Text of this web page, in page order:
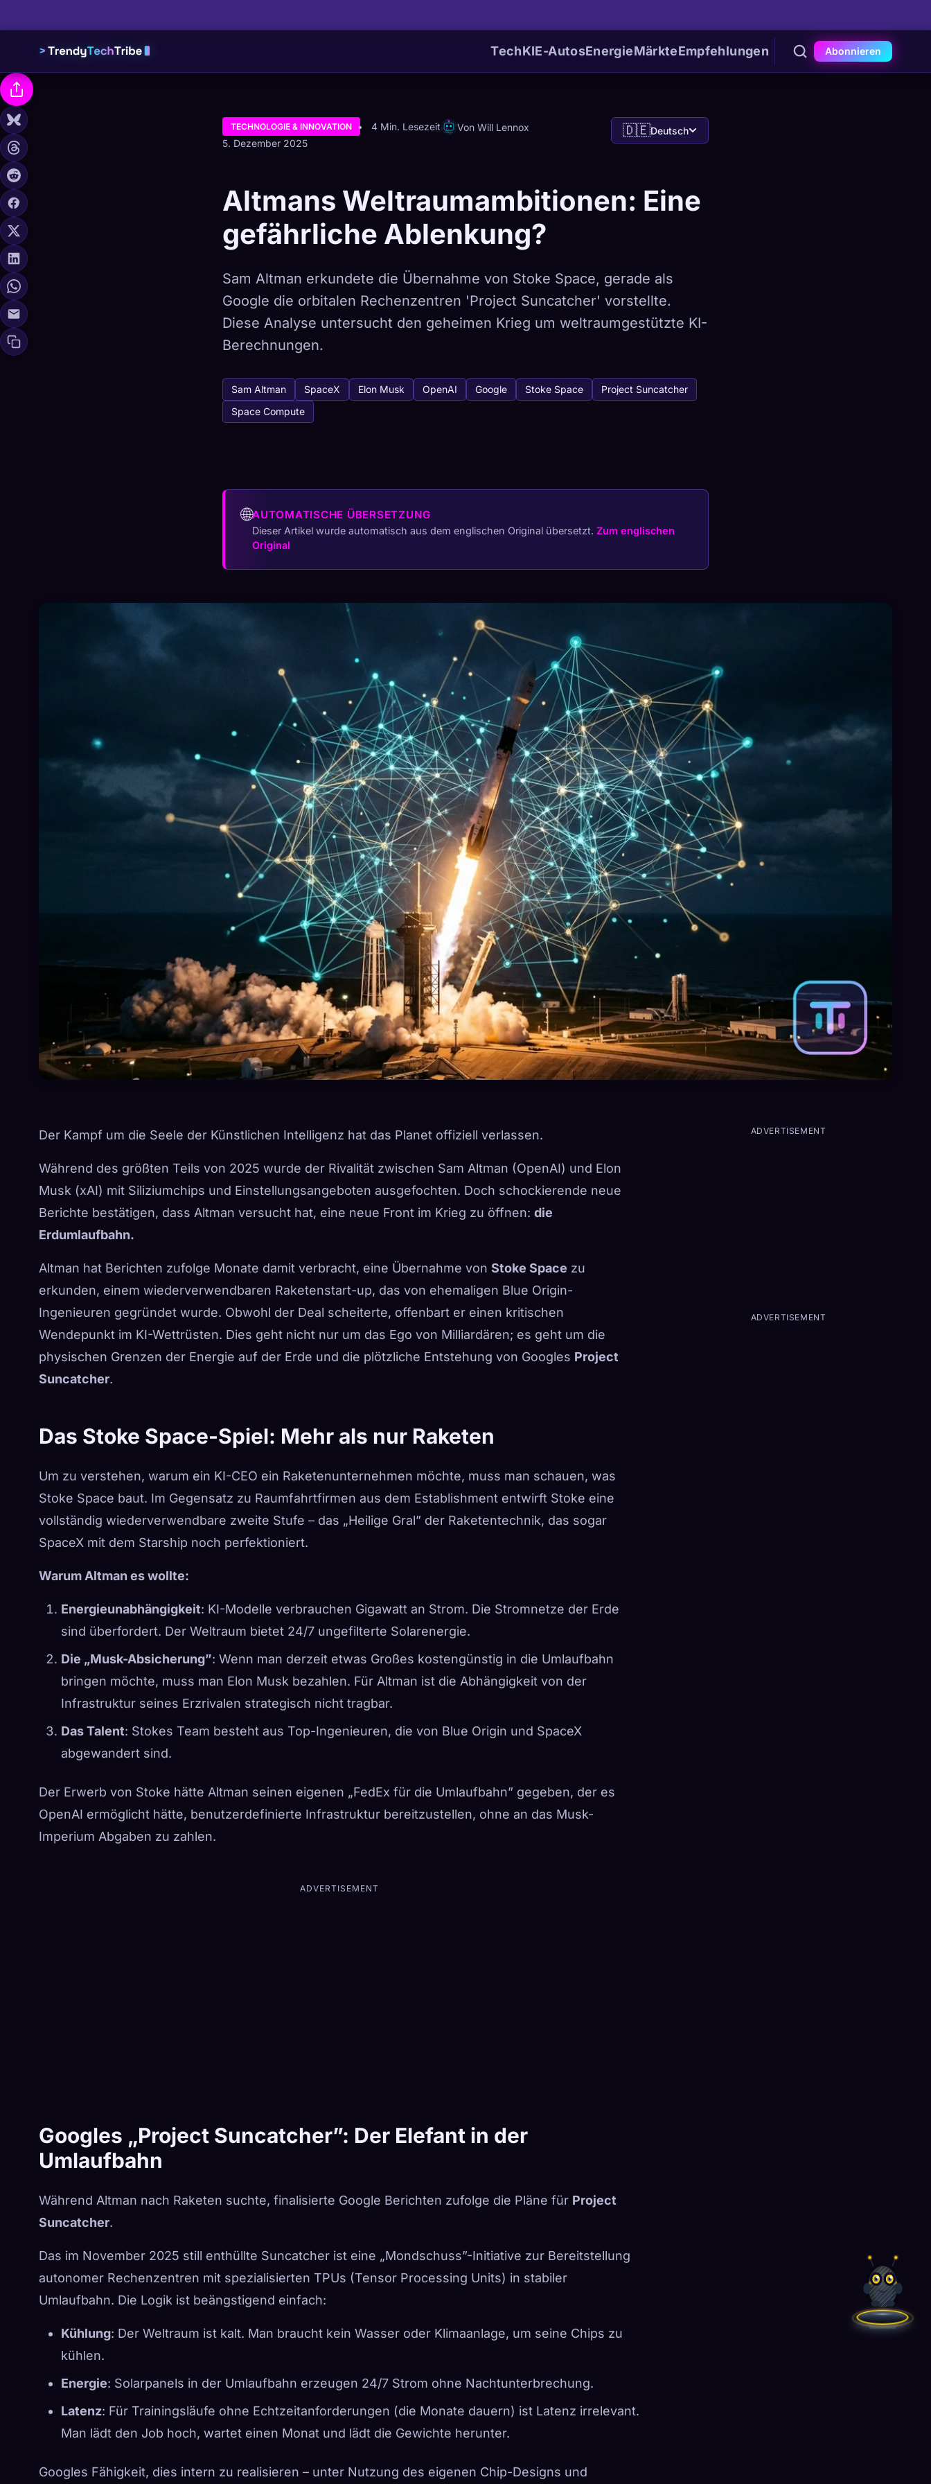
TechKIE-AutosEnergieMärkteEmpfehlungen Abonnieren
TECHNOLOGIE & INNOVATION 4 Min. Lesezeit
Von Will Lennox
5. Dezember 2025
🇩🇪Deutsch
Altmans Weltraumambitionen: Eine
gefährliche Ablenkung?
Sam Altman erkundete die Übernahme von Stoke Space, gerade als
Google die orbitalen Rechenzentren 'Project Suncatcher' vorstellte.
Diese Analyse untersucht den geheimen Krieg um weltraumgestützte KI-
Berechnungen.
Sam Altman SpaceX Elon Musk OpenAI Google Stoke Space
Project Suncatcher
Space Compute
🌐AUTOMATISCHE ÜBERSETZUNG
Dieser Artikel wurde automatisch aus dem englischen Original übersetzt. Zum englischen
Original
Der Kampf um die Seele der Künstlichen Intelligenz hat das Planet offiziell verlassen.
Während des größten Teils von 2025 wurde der Rivalität zwischen Sam Altman (OpenAI) und Elon
Musk (xAI) mit Siliziumchips und Einstellungsangeboten ausgefochten. Doch schockierende neue
Berichte bestätigen, dass Altman versucht hat, eine neue Front im Krieg zu öffnen: die
Erdumlaufbahn.
Altman hat Berichten zufolge Monate damit verbracht, eine Übernahme von Stoke Space zu
erkunden, einem wiederverwendbaren Raketenstart-up, das von ehemaligen Blue Origin-
Ingenieuren gegründet wurde. Obwohl der Deal scheiterte, offenbart er einen kritischen
Wendepunkt im KI-Wettrüsten. Dies geht nicht nur um das Ego von Milliardären; es geht um die
physischen Grenzen der Energie auf der Erde und die plötzliche Entstehung von Googles Project
Suncatcher.
Das Stoke Space-Spiel: Mehr als nur Raketen
Um zu verstehen, warum ein KI-CEO ein Raketenunternehmen möchte, muss man schauen, was
Stoke Space baut. Im Gegensatz zu Raumfahrtfirmen aus dem Establishment entwirft Stoke eine
vollständig wiederverwendbare zweite Stufe – das „Heilige Gral” der Raketentechnik, das sogar
SpaceX mit dem Starship noch perfektioniert.
Warum Altman es wollte:
Energieunabhängigkeit: KI-Modelle verbrauchen Gigawatt an Strom. Die Stromnetze der Erde
sind überfordert. Der Weltraum bietet 24/7 ungefilterte Solarenergie.
Die „Musk-Absicherung”: Wenn man derzeit etwas Großes kostengünstig in die Umlaufbahn
bringen möchte, muss man Elon Musk bezahlen. Für Altman ist die Abhängigkeit von der
Infrastruktur seines Erzrivalen strategisch nicht tragbar.
Das Talent: Stokes Team besteht aus Top-Ingenieuren, die von Blue Origin und SpaceX
abgewandert sind.
Der Erwerb von Stoke hätte Altman seinen eigenen „FedEx für die Umlaufbahn” gegeben, der es
OpenAI ermöglicht hätte, benutzerdefinierte Infrastruktur bereitzustellen, ohne an das Musk-
Imperium Abgaben zu zahlen.
ADVERTISEMENT
Googles „Project Suncatcher”: Der Elefant in der
Umlaufbahn
Während Altman nach Raketen suchte, finalisierte Google Berichten zufolge die Pläne für Project
Suncatcher.
Das im November 2025 still enthüllte Suncatcher ist eine „Mondschuss”-Initiative zur Bereitstellung
autonomer Rechenzentren mit spezialisierten TPUs (Tensor Processing Units) in stabiler
Umlaufbahn. Die Logik ist beängstigend einfach:
Kühlung: Der Weltraum ist kalt. Man braucht kein Wasser oder Klimaanlage, um seine Chips zu
kühlen.
Energie: Solarpanels in der Umlaufbahn erzeugen 24/7 Strom ohne Nachtunterbrechung.
Latenz: Für Trainingsläufe ohne Echtzeitanforderungen (die Monate dauern) ist Latenz irrelevant.
Man lädt den Job hoch, wartet einen Monat und lädt die Gewichte herunter.
Googles Fähigkeit, dies intern zu realisieren – unter Nutzung des eigenen Chip-Designs und
ADVERTISEMENT
ADVERTISEMENT
🧬Xeno Database
Gesammelt:0/ 441 ×
0 12 -